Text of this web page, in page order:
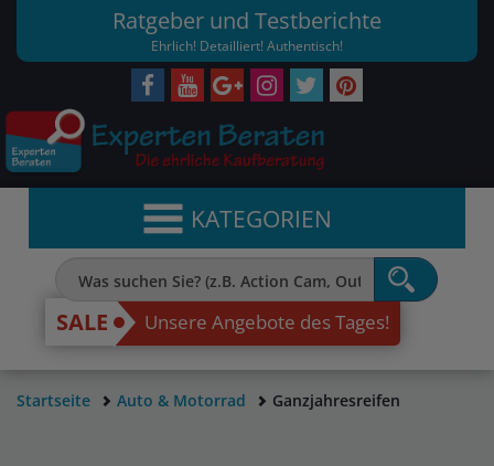
Ratgeber und Testberichte
Ehrlich! Detailliert! Authentisch!
KATEGORIEN
SALE Unsere Angebote des Tages!
Startseite Auto & Motorrad Ganzjahresreifen